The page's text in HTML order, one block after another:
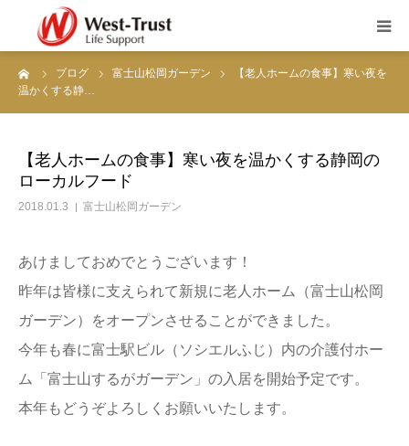
ブログ 富士山松岡ガーデン
【老人ホームの食事】寒い夜を
温かくする静…
【老人ホームの食事】寒い夜を温かくする静岡の
ローカルフード
2018.01.3 富士山松岡ガーデン
あけましておめでとうございます！
昨年は皆様に支えられて新規に老人ホーム（富士山松岡
ガーデン）をオープンさせることができました。
今年も春に富士駅ビル（ソシエルふじ）内の介護付ホー
ム「富士山するがガーデン」の入居を開始予定です。
本年もどうぞよろしくお願いいたします。
富士山するがテラス
ブログ
職員募集
お問い合わせ